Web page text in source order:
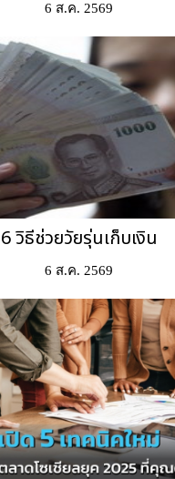
6 ส.ค. 2569
6 วิธีช่วยวัยรุ่นเก็บเงิน
6 ส.ค. 2569